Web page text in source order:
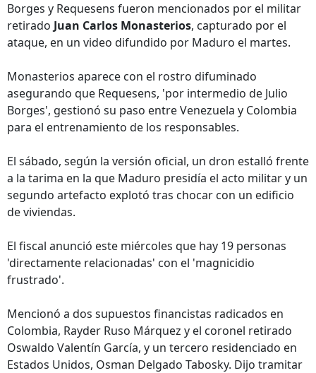
Borges y Requesens fueron mencionados por el militar
retirado Juan Carlos Monasterios, capturado por el
ataque, en un video difundido por Maduro el martes.
Monasterios aparece con el rostro difuminado
asegurando que Requesens, 'por intermedio de Julio
Borges', gestionó su paso entre Venezuela y Colombia
para el entrenamiento de los responsables.
El sábado, según la versión oficial, un dron estalló frente
a la tarima en la que Maduro presidía el acto militar y un
segundo artefacto explotó tras chocar con un edificio
de viviendas.
El fiscal anunció este miércoles que hay 19 personas
'directamente relacionadas' con el 'magnicidio
frustrado'.
Mencionó a dos supuestos financistas radicados en
Colombia, Rayder Ruso Márquez y el coronel retirado
Oswaldo Valentín García, y un tercero residenciado en
Estados Unidos, Osman Delgado Tabosky. Dijo tramitar